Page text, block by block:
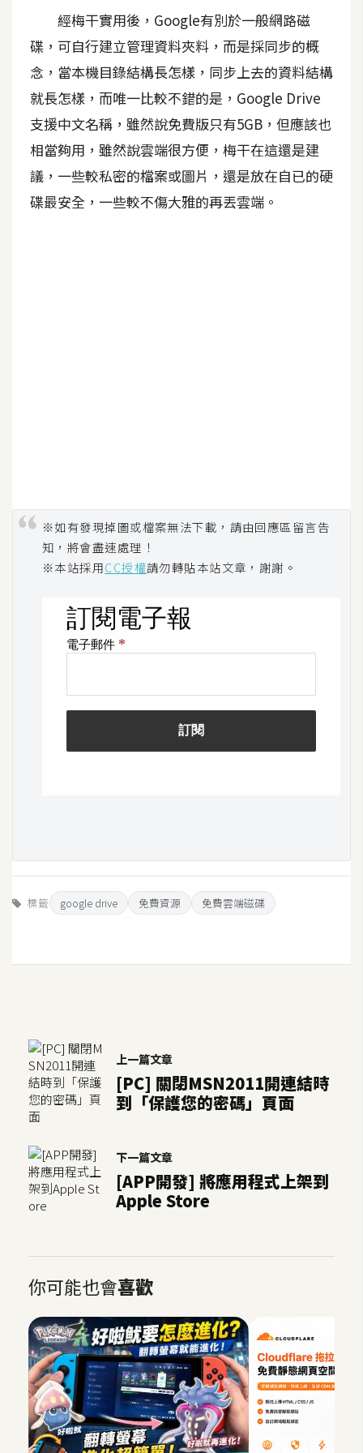
經梅干實用後，Google有別於一般網路磁
碟，可自行建立管理資料夾料，而是採同步的概
念，當本機目錄結構長怎樣，同步上去的資料結構
就長怎樣，而唯一比較不錯的是，Google Drive
支援中文名稱，雖然說免費版只有5GB，但應該也
相當夠用，雖然說雲端很方便，梅干在這還是建
議，一些較私密的檔案或圖片，還是放在自已的硬
碟最安全，一些較不傷大雅的再丟雲端。
※如有發現掉圖或檔案無法下載，請由回應區留言告
知，將會盡速處理！
※本站採用CC授權請勿轉貼本站文章，謝謝。
標籤 google drive 免費資源 免費雲端磁碟
上一篇文章
[PC] 關閉MSN2011開連結時
到「保護您的密碼」頁面
下一篇文章
[APP開發] 將應用程式上架到
Apple Store
你可能也會喜歡